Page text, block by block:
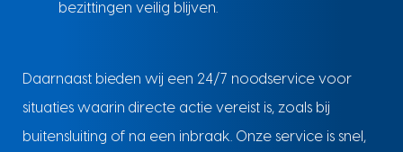
bezittingen veilig blijven.
Daarnaast bieden wij een 24/7 noodservice voor
situaties waarin directe actie vereist is, zoals bij
buitensluiting of na een inbraak. Onze service is snel,